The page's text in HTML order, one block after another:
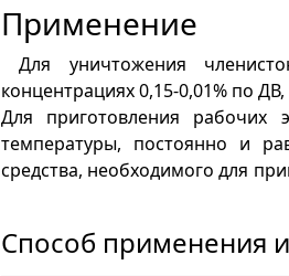
Применение
Для уничтожения
концентрациях 0,15-0,01% по
Для приготовления рабочих
температуры, постоянно и
средства, необходимого
Способ применения